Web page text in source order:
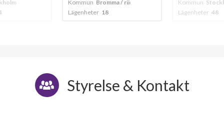
/ riksby Kommun Stockholm
Lägenheter 48
Kommun
Lägenheter 36
Styrelse & Kontakt